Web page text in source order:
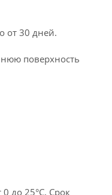
от 30 дней.
поверхность
до 25°С. Срок